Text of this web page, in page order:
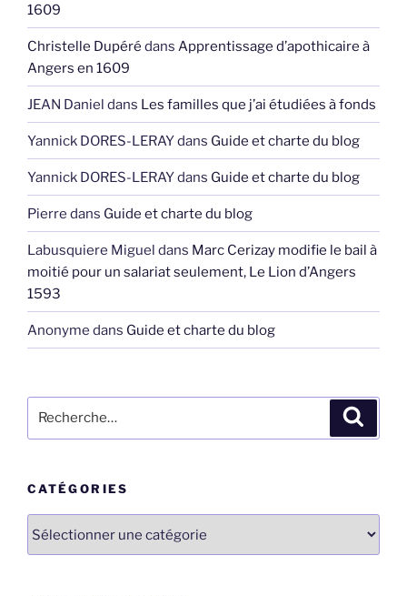
1609
Christelle Dupéré dans Apprentissage d’apothicaire à
Angers en 1609
JEAN Daniel dans Les familles que j’ai étudiées à fonds
Yannick DORES-LERAYdans Guide et charte du blog
Yannick DORES-LERAYdans Guide et charte du blog
Pierre dans Guide et charte du blog
Labusquiere Miguel dans Marc Cerizay modifie le bail à
moitié pour un salariat seulement, Le Lion d’Angers
1593
Anonyme dans Guide et charte du blog
pour
CATÉGORIES